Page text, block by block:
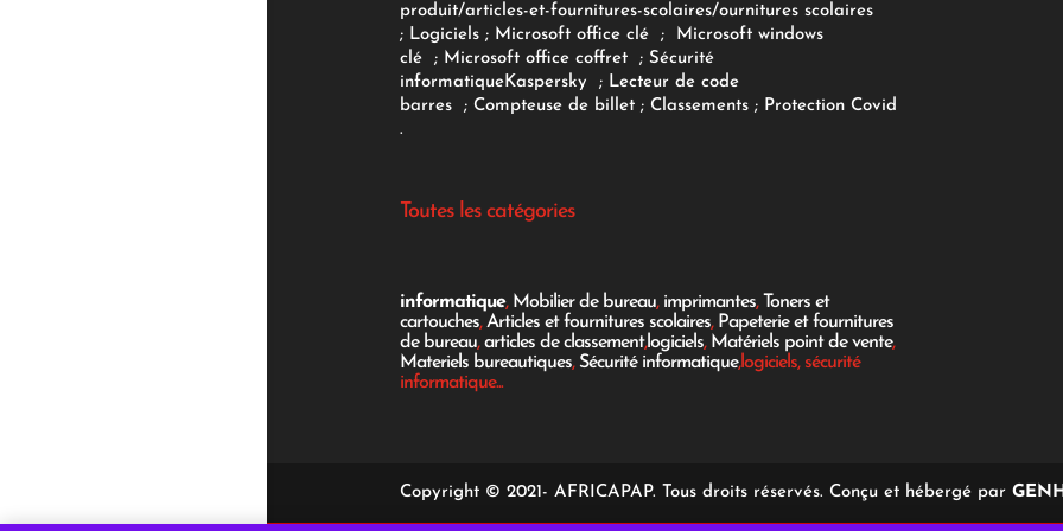
produit/articles-et-fournitures-scolaires/ournitures scolaires
; Logiciels ; Microsoft office clé ;
Microsoft windows
clé; Microsoft office coffret ; Sécurité
informatiqueKaspersky ; Lecteur de code
barres
; Compteuse de billet; Classements ; Protection Covid
.
Toutes les catégories
informatique, Mobilier de bureau, imprimantes, Toners et
cartouches,Articles et fournitures scolaires, Papeterie et fournitures
de bureau,articles de classement,logiciels, Matériels point de vente,
Materiels bureautiques, Sécurité informatique,logiciels, sécurité
informatique...
Copyright © 2021- AFRICAPAP. Tous droits réservés. Conçu et hébergé par